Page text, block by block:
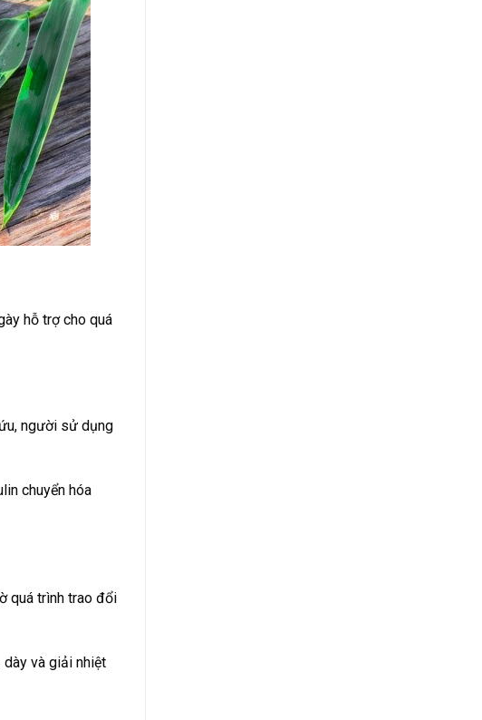
hỗ trợ cho quá
người sử dụng
chuyển hóa
quá trình trao đổi
và giải nhiệt